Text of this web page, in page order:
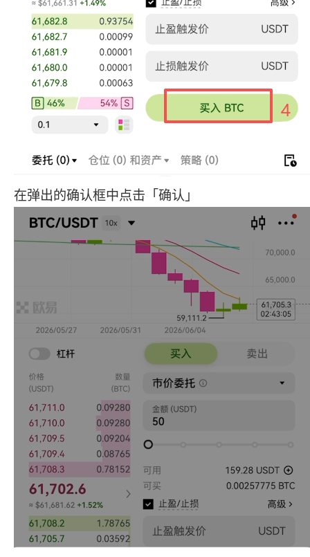
在弹出的确认框中点击「确认」